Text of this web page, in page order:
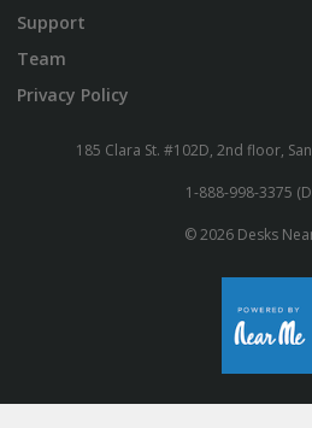
Support
Team
Privacy Policy
185 Clara St. #102D, 2nd floor,
1-888-998-3375
© 2026 Desks